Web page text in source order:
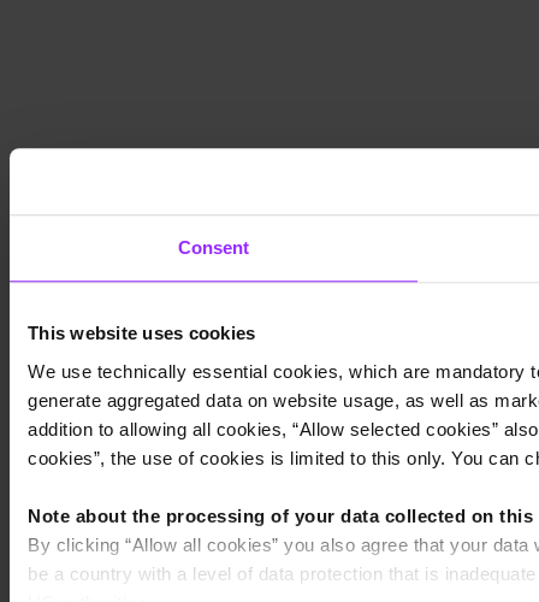
Consent
This website uses cookies
We use technically essential cookies, which are
generate aggregated data on website usage, as well as
addition to allowing all cookies, “Allow selected cookies”
cookies”, the use of cookies is limited to this only. You can
Note about the processing of your data collected on this
By clicking “Allow all cookies” you also agree that your
be a country with a level of data protection that is